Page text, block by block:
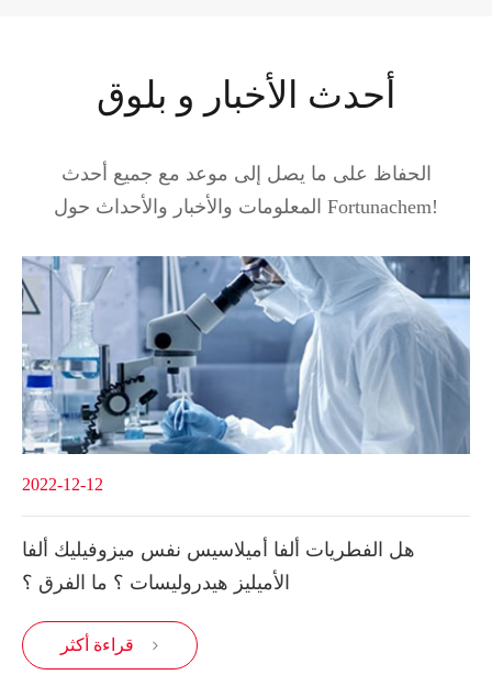
أحدث الأخبار و بلوق
الحفاظ على ما يصل إلى موعد مع جميع أحدث
المعلومات والأخبار والأحداث حول Fortunachem!
2022-12-12
هل الفطريات ألفا أميلاسيس نفس ميزوفيليك ألفا
الأميليز هيدروليسات ؟ ما الفرق ؟
قراءة أكثر 